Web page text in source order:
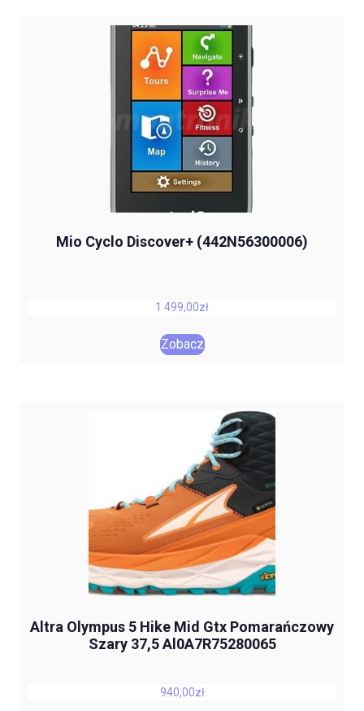
Mio Cyclo Discover+ (442N56300006)
1 499,00zł
Zobacz
Altra Olympus 5 Hike Mid Gtx Pomarańczowy
Szary 37,5 Al0A7R75280065
940,00zł